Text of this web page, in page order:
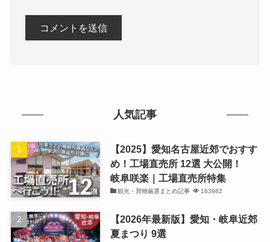
人気記事
【2025】愛知名古屋近郊でおすす
め！工場直売所 12選 大公開！
岐阜咲楽｜工場直売所特集
観光・買物厳選まとめ記事 163982
【2026年最新版】愛知・岐阜近郊
夏まつり 9選